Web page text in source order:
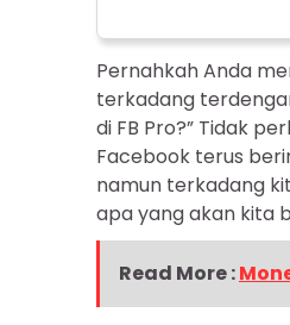
Pernahkah Anda
terkadang
di FB Pro?” Tidak
Facebook terus
namun terkadang
apa yang akan kita
Read More :